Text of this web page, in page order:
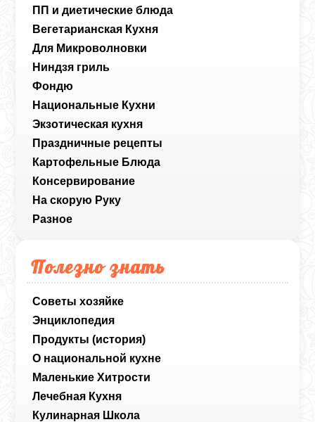
ПП и диетические блюда
Вегетарианская Кухня
Для Микроволновки
Ниндзя гриль
Фондю
Национальные Кухни
Экзотическая кухня
Праздничные рецепты
Картофельные Блюда
Консервирование
На скорую Руку
Разное
Полезно знать
Советы хозяйке
Энциклопедия
Продукты (история)
О национальной кухне
Маленькие Хитрости
Лечебная Кухня
Кулинарная Школа